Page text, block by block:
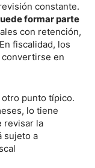
constante.
formar parte
con retención,
fiscalidad, los
en
punto típico.
lo tiene
revisar la
sujeto a